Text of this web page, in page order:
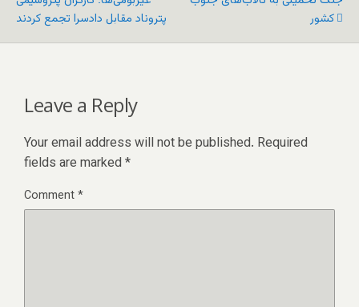
پتروناد مقابل دادسرا تجمع کردند
کشور
Leave a Reply
Your email address will not be published. Required
fields are marked *
Comment*